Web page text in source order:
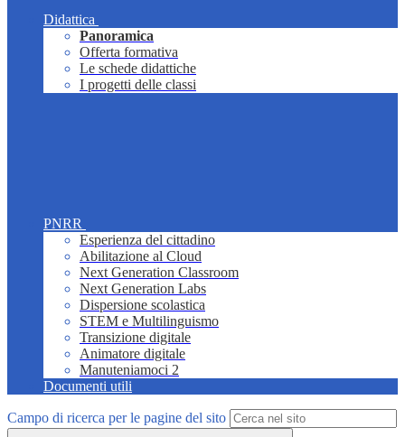
Didattica
Panoramica
Offerta formativa
Le schede didattiche
I progetti delle classi
PNRR
Esperienza del cittadino
Abilitazione al Cloud
Next Generation Classroom
Next Generation Labs
Dispersione scolastica
STEM e Multilinguismo
Transizione digitale
Animatore digitale
Manuteniamoci 2
Documenti utili
Campo di ricerca per le pagine del sito